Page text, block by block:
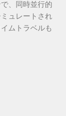
、同時並行的
ュレートされ
ムトラベルも